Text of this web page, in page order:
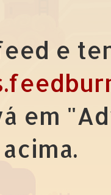
e
em